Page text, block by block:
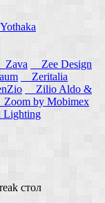
Zava
Zee Design
Zeritalia
Zilio Aldo &
by Mobimex
стол